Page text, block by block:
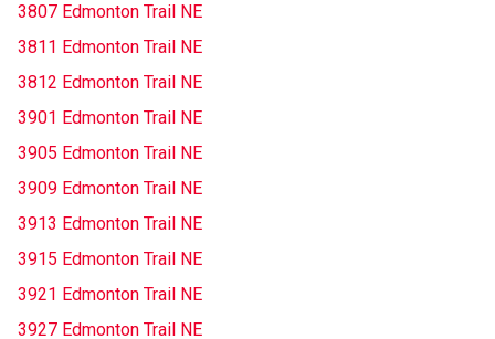
3807 Edmonton Trail NE
3811 Edmonton Trail NE
3812 Edmonton Trail NE
3901 Edmonton Trail NE
3905 Edmonton Trail NE
3909 Edmonton Trail NE
3913 Edmonton Trail NE
3915 Edmonton Trail NE
3921 Edmonton Trail NE
3927 Edmonton Trail NE